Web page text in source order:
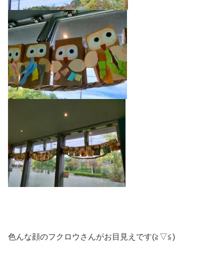
色んな顔のフクロウさんがお目見えです(≧▽≦)